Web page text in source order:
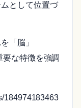
として位置づ
「脳」
要な特徴を強調
184974183463